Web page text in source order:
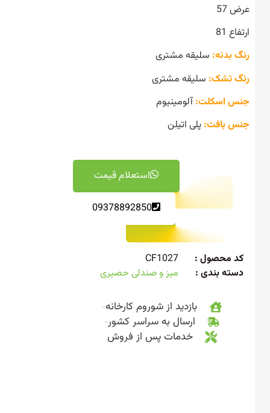
بدنه:سلیقه مشتری
تشک:سلیقه مشتری
اسکلت: آلومینیوم
بافت:پلی اتیلن
استعلام قیمت
09378892850
محصول :
CF1027
بندی :
میز و صندلی حصیری
بازدید از شوروم کارخانه
ارسال به سراسر کشور
خدمات پس از فروش